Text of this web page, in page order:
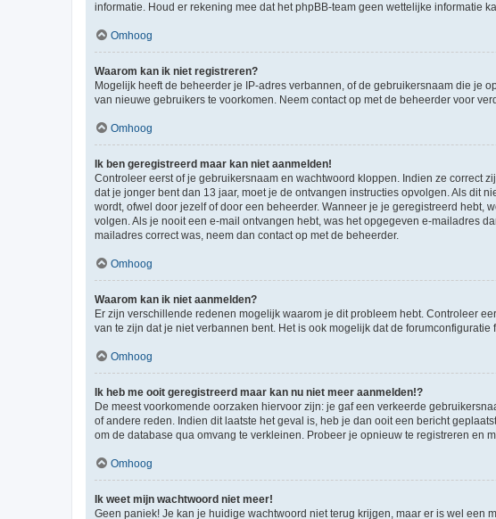
informatie. Houd er rekening mee dat het phpBB-team geen wettelijke informatie
Omhoog
Waarom kan ik niet registreren?
Mogelijk heeft de beheerder je IP-adres verbannen, of de gebruikersnaam die je
van nieuwe gebruikers te voorkomen. Neem contact op met de beheerder voor
Omhoog
Ik ben geregistreerd maar kan niet aanmelden!
Controleer eerst of je gebruikersnaam en wachtwoord kloppen. Indien ze correct
dat je jonger bent dan 13 jaar, moet je de ontvangen instructies opvolgen. Als dit
wordt, ofwel door jezelf of door een beheerder. Wanneer je je geregistreerd
volgen. Als je nooit een e-mail ontvangen hebt, was het opgegeven e-mailadres
mailadres correct was, neem dan contact op met de beheerder.
Omhoog
Waarom kan ik niet aanmelden?
Er zijn verschillende redenen mogelijk waarom je dit probleem hebt. Controleer
van te zijn dat je niet verbannen bent. Het is ook mogelijk dat de
Omhoog
Ik heb me ooit geregistreerd maar kan nu niet meer aanmelden!?
De meest voorkomende oorzaken hiervoor zijn: je gaf een verkeerde
of andere reden. Indien dit laatste het geval is, heb je dan ooit een bericht
om de database qua omvang te verkleinen. Probeer je opnieuw te registreren en
Omhoog
Ik weet mijn wachtwoord niet meer!
Geen paniek! Je kan je huidige wachtwoord niet terug krijgen, maar er is wel